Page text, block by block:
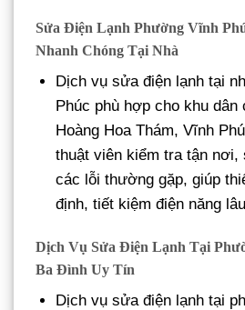
Sửa Điện Lạnh Phường Vĩnh
Nhanh Chóng Tại Nhà
Dịch vụ sửa điện lạnh tại
Phúc phù hợp cho khu
Hoàng Hoa Thám, Vĩnh
thuật viên kiểm tra tận nơi,
các lỗi thường gặp, giúp
định, tiết kiệm điện năng
Dịch Vụ Sửa Điện Lạnh Tại
Ba Đình Uy Tín
Dịch vụ sửa điện lạnh tại